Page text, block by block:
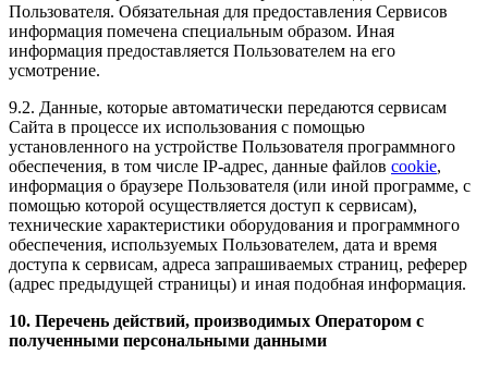
Пользователя. Обязательная для предоставления Сервисов
информация помечена специальным образом. Иная
информация предоставляется Пользователем на его
усмотрение.
9.2. Данные, которые автоматически передаются сервисам
Сайта в процессе их использования с помощью
установленного на устройстве Пользователя программного
обеспечения, в том числе IP-адрес, данные файлов cookie,
информация о браузере Пользователя (или иной программе, с
помощью которой осуществляется доступ к сервисам),
технические характеристики оборудования и программного
обеспечения, используемых Пользователем, дата и время
доступа к сервисам, адреса запрашиваемых страниц, реферер
(адрес предыдущей страницы) и иная подобная информация.
10. Перечень действий, производимых Оператором с
полученными персональными данными